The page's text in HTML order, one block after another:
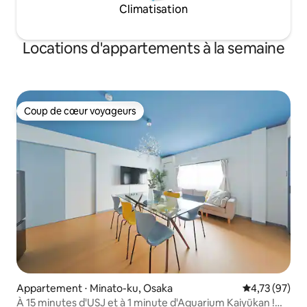
cuisiner vous-même. Il y a des cafés, des
boulangeries, des izakayas et d'autres
3 Nichikata, Kainan, Wakayama Salle
Lingwiso 201
Climatisation
Locations d'appartements à la semaine
Coup de cœur voyageurs
Coup de cœur voyageurs
Appartement ⋅ Minato-ku, Osaka Évaluation
4,73 (97)
À 15 minutes d'USJ et à 1 minute d'Aquarium Kaiyūkan !